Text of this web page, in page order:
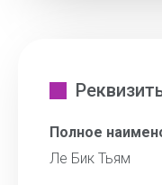
Полное
Ле Бик Тьям